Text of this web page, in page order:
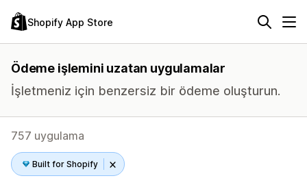
Shopify App Store
Ödeme işlemini uzatan uygulamalar
İşletmeniz için benzersiz bir ödeme oluşturun.
757 uygulama
Built for Shopify